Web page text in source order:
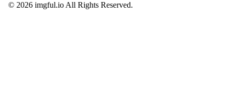
© 2026 imgful.ioAll Rights Reserved.